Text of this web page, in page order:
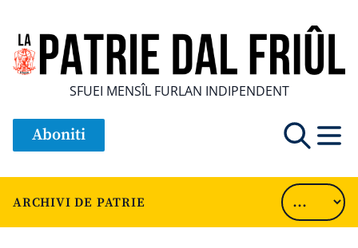
SFUEI MENSÎL FURLAN INDIPENDENT
Aboniti
ARCHIVI DE PATRIE